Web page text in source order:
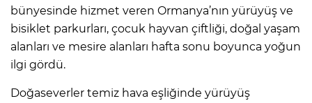
bünyesinde hizmet veren Ormanya’nın yürüyüş ve
bisiklet parkurları, çocuk hayvan çiftliği, doğal yaşam
alanları ve mesire alanları hafta sonu boyunca yoğun
ilgi gördü.
Doğaseverler temiz hava eşliğinde yürüyüş